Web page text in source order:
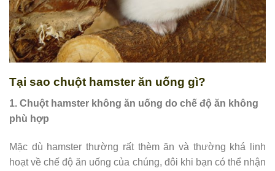
Tại sao chuột hamster ăn uống gì?
1. Chuột hamster không ăn uống do chế độ ăn không
phù hợp
Mặc dù hamster thường rất thèm ăn và thường khá linh
hoạt về chế độ ăn uống của chúng, đôi khi bạn có thể nhận